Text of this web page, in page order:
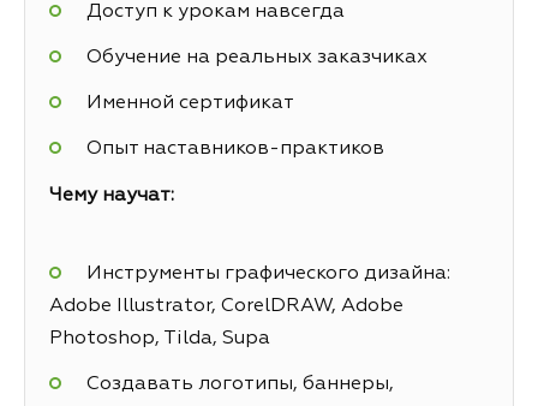
Доступ к урокам навсегда
Обучение на реальных заказчиках
Именной сертификат
Опыт наставников-практиков
Чему научат:
Инструменты графического дизайна:
Adobe Illustrator, CorelDRAW, Adobe
Photoshop, Tilda, Supa
Создавать логотипы, баннеры,